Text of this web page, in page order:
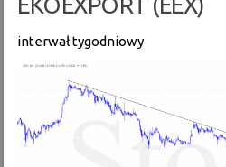
interwał tygodniowy